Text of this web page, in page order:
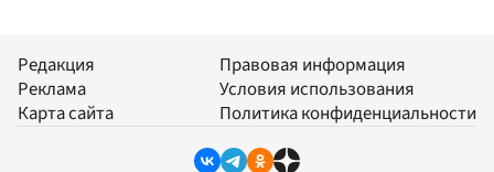
Редакция
Реклама
Карта сайта
Правовая информация
Условия использования
Политика конфиденциальности